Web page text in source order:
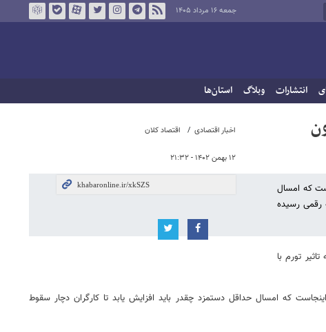
جمعه ۱۶ مرداد ۱۴۰۵
انتشارات وبلاگ استان‌ها
اخبار اقتصادی اقتصاد کلان
۱۲ بهمن ۱۴۰۲ - ۲۱:۳۲
بیش از ۲۰ میلیون
که امسال
رقمی رسیده
تورم با
که امسال حداقل دستمزد چقدر باید افزایش یابد تا کارگران دچار سقوط